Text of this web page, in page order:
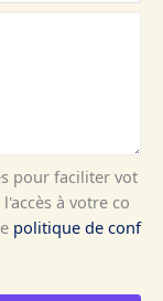
pour faciliter vot
à votre co
politique de conf